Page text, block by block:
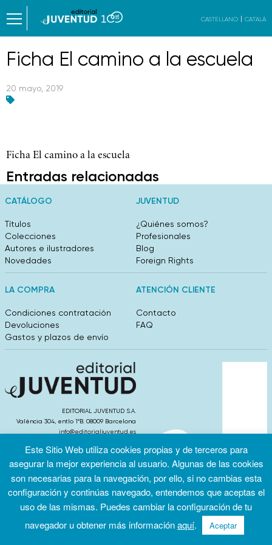
CASTELLANO CATALÀ
Ficha El camino a la escuela
20 mayo, 2019
Ficha El camino a la escuela
Entradas relacionadas
CATÁLOGO
Títulos
Colecciones
Autores e ilustradores
Novedades
JUVENTUD
¿Quiénes somos?
Profesionales
Blog
Foreign Rights
LA COMPRA
Condiciones contratación
Devoluciones
Gastos y plazos de envío
ATENCIÓN CLIENTE
Contacto
FAQ
EDITORIAL JUVENTUD S.A.
València 304, entlo 1ºB. 08009 Barcelona
info@editorialjuventud.es
Condiciones
Política de
Política de
Este Sitio Web utiliza cookies propias y de terceros para
asegurar la mejor experiencia al usuario. Algunas de las cookies
son necesarias para la navegación, por ello, si no cambias esta
configuración y continúas navegado, entendemos que aceptas el
uso de las mismas. Puedes cambiar la configuración de tu
navegador u obtener más informaciónaquí. Aceptar